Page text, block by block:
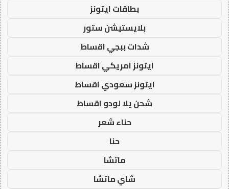
بطاقات ايتونز
بلايستيشن ستور
شدات ببجي اقساط
ايتونز امريكي اقساط
ايتونز سعودي اقساط
شحن يلا لودو اقساط
حناء شعر
حنا
ماتشا
شاي ماتشا